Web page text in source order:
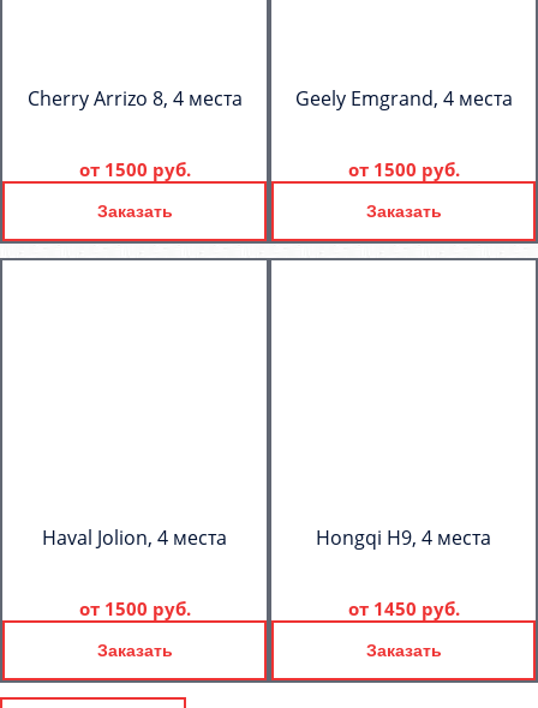
Cherry Arrizo 8, 4 места
от 1500 руб.
Заказать
Geely Emgrand, 4 места
от 1500 руб.
Заказать
Haval Jolion, 4 места
от 1500 руб.
Заказать
Hongqi H9, 4 места
от 1450 руб.
Заказать